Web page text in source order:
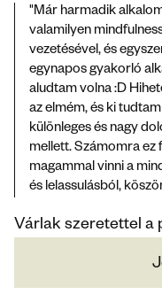
"Már harmadik
valamilyen
vezetésével, és
egynapos gyakorló
aludtam volna :D
az elmém, és ki
különleges és nagy
mellett. Számomra ez
magammal vinni a
és lelassulásból,
Várlak szeretettel a